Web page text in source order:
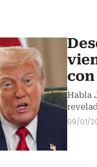
Habla
09/01/